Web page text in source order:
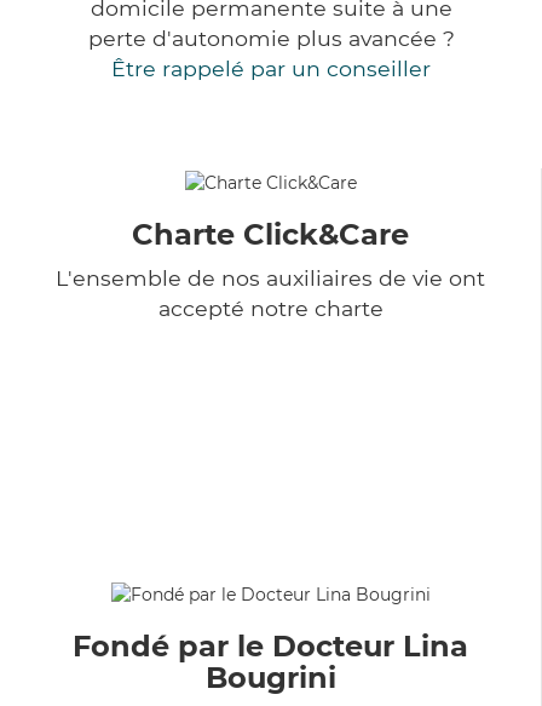
domicile permanente suite à une
perte d'autonomie plus avancée ?
Être rappelé par un conseiller
Charte Click&Care
L'ensemble de nos auxiliaires de vie ont
accepté notre charte
Fondé par le Docteur Lina
Bougrini